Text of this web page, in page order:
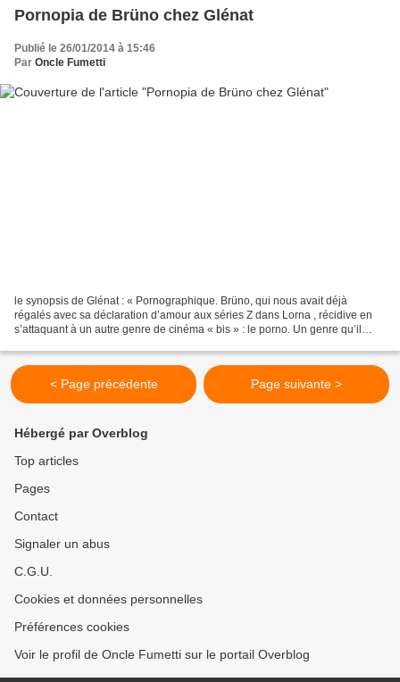
Pornopia de Brüno chez Glénat
Publié le 26/01/2014 à 15:46
Par Oncle Fumetti
le synopsis de Glénat : « Pornographique. Brüno, qui nous avait déjà
régalés avec sa déclaration d’amour aux séries Z dans Lorna , récidive en
s’attaquant à un autre genre de cinéma « bis » : le porno. Un genre qu’il
< Page précédente Page suivante >
Hébergé par Overblog
Top articles
Pages
Contact
Signaler un abus
C.G.U.
Cookies et données personnelles
Préférences cookies
Voir le profil de Oncle Fumetti sur le portail Overblog